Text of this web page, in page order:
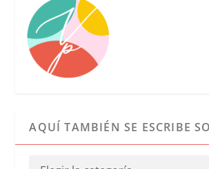
AQUÍ TAMBIÉN SE ESCRIBE